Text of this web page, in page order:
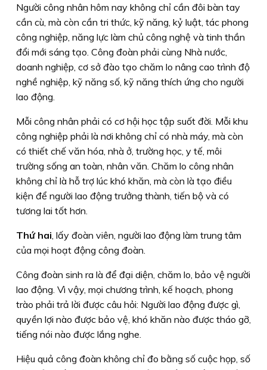
Người công nhân hôm nay không chỉ cần đôi bàn tay
cần cù, mà còn cần tri thức, kỹ năng, kỷ luật, tác phong
công nghiệp, năng lực làm chủ công nghệ và tinh thần
đổi mới sáng tạo. Công đoàn phải cùng Nhà nước,
doanh nghiệp, cơ sở đào tạo chăm lo nâng cao trình độ
nghề nghiệp, kỹ năng số, kỹ năng thích ứng cho người
lao động.
Mỗi công nhân phải có cơ hội học tập suốt đời. Mỗi khu
công nghiệp phải là nơi không chỉ có nhà máy, mà còn
có thiết chế văn hóa, nhà ở, trường học, y tế, môi
trường sống an toàn, nhân văn. Chăm lo công nhân
không chỉ là hỗ trợ lúc khó khăn, mà còn là tạo điều
kiện để người lao động trưởng thành, tiến bộ và có
tương lai tốt hơn.
Thứ hai , lấy đoàn viên, người lao động làm trung tâm
của mọi hoạt động công đoàn.
Công đoàn sinh ra là để đại diện, chăm lo, bảo vệ người
lao động. Vì vậy, mọi chương trình, kế hoạch, phong
trào phải trả lời được câu hỏi: Người lao động được gì,
quyền lợi nào được bảo vệ, khó khăn nào được tháo gỡ,
tiếng nói nào được lắng nghe.
Hiệu quả công đoàn không chỉ đo bằng số cuộc họp, số